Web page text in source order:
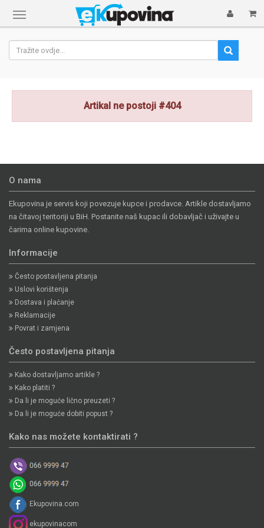
Prikaži
navigaciju
Artikal ne postoji #404
O nama
Ekupovina je servis koji povezuje kupce i prodavce. Artikle dostavljamo
na čitavoj teritoriji u BiH. Postanite naš kupac ili dobavljač i uživajte u
čarima online kupovine.
Informacije
Često postavljena pitanja
Uslovi korištenja
Dostava i plaćanje
Reklamacije
Povrat i zamjena
Često postavljena pitanja
Kako dostavljamo artikle ?
Kako platiti ?
Da li je moguće lično preuzeti ?
Da li je moguće dobiti popust ?
Kako nas možete kontaktirati ?
Ekupovina.com
ekupovinacom